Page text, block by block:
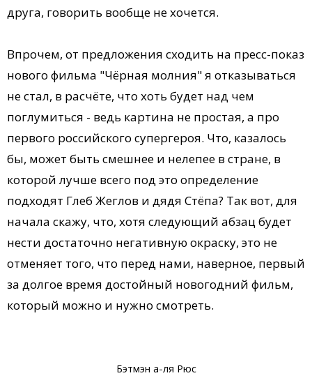
друга, говорить вообще не хочется.
Впрочем, от предложения сходить на пресс-показ
нового фильма "Чёрная молния" я отказываться
не стал, в расчёте, что хоть будет над чем
поглумиться - ведь картина не простая, а про
первого российского супергероя. Что, казалось
бы, может быть смешнее и нелепее в стране, в
которой лучше всего под это определение
подходят Глеб Жеглов и дядя Стёпа? Так вот, для
начала скажу, что, хотя следующий абзац будет
нести достаточно негативную окраску, это не
отменяет того, что перед нами, наверное, первый
за долгое время достойный новогодний фильм,
который можно и нужно смотреть.
Бэтмэн а-ля Рюс